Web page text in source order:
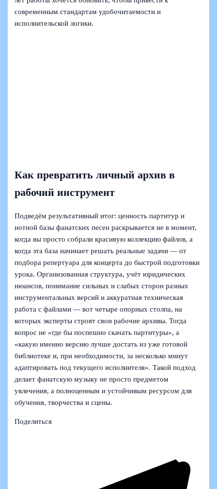
современным стандартам удобочитаемости и
исполнительской логики.
Как превратить личный архив в
рабочий инструмент
Подведём результативный итог: ценность партитур и
нотной базы фанатских песен раскрывается не в момент,
когда вы просто собрали красивую коллекцию файлов, а
когда эта база начинает решать реальные задачи — от
подбора репертуара для концерта до быстрой подготовки
урока. Организованная структура, учёт юридических
нюансов, понимание сильных и слабых сторон разных
инструментальных версий и аккуратная техническая
работа с файлами — вот четыре опорных столпа, на
которых эксперты строят свои рабочие архивы. Тогда
вопрос не «где бы поспешно скачать партитуры», а
«какую именно версию лучше достать из уже готовой
библиотеке и, при необходимости, за несколько минут
адаптировать под текущего исполнителя». Такой подход
делает фанатскую музыку не просто предметом
увлечения, а полноценным и устойчивым ресурсом для
обучения, творчества и сцены.
Поделиться